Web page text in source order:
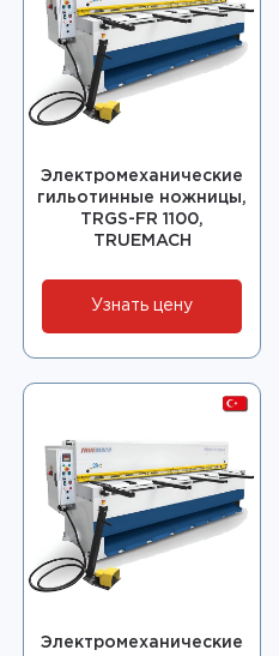
Электромеханические
гильотинные ножницы,
TRGS-FR 1100,
TRUEMACH
Узнать цену
Электромеханические